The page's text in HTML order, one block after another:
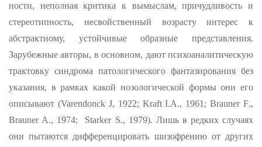
ности, неполная критика к вымыслам, причудливость и
стереотип­ность, несвойственный возрасту интерес к
абстрактному, устойчи­вые образные представления.
Зарубежные авторы, в основном, дают психоаналитическую
трактовку синдрома патологического фантазиро­вания без
указания, в рамках какой нозологической формы они его
описывают (Varendonck J, 1922; Kraft I.A., 1961;Brauner F.,
Brauner A., 1974; Starker S., 1979). Лишь в редких случаях
они пытаются дифференцировать шизофрению от других